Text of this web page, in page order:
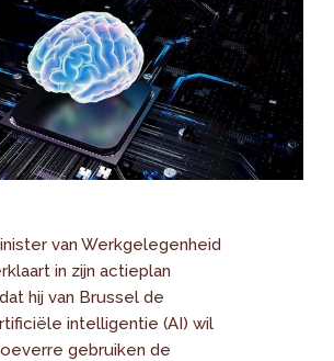
van Werkgelegenheid
in zijn actieplan
hij van Brussel de
intelligentie (AI) wil
gebruiken de